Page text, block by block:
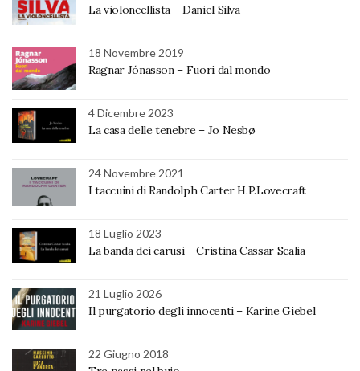
La violoncellista – Daniel Silva
18 Novembre 2019
Ragnar Jónasson – Fuori dal mondo
4 Dicembre 2023
La casa delle tenebre – Jo Nesbø
24 Novembre 2021
I taccuini di Randolph Carter H.P.Lovecraft
18 Luglio 2023
La banda dei carusi – Cristina Cassar Scalia
21 Luglio 2026
Il purgatorio degli innocenti – Karine Giebel
22 Giugno 2018